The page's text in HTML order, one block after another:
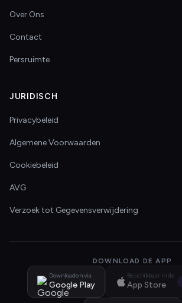
Over Ons
Contact
Persruimte
JURIDISCH
Privacybeleid
Algemene Voorwaarden
Cookiebeleid
AVG
Verzoek tot Gegevensverwijdering
DOWNLOAD DE APP
Downloaden via
Google Play
Beschikbaar in de
App Store